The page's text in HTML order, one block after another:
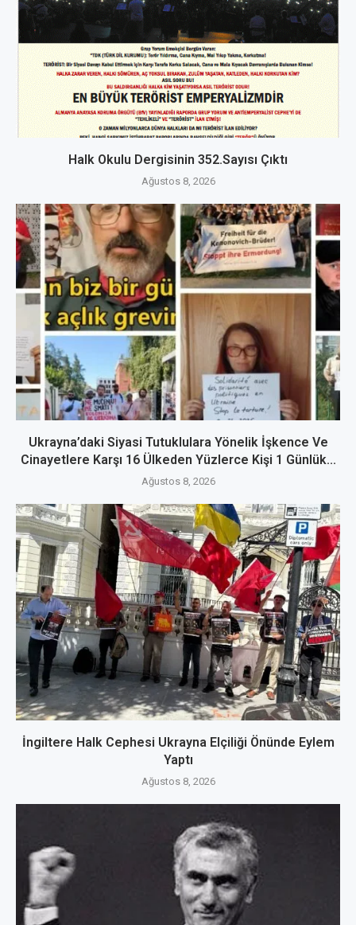
Halk Okulu Dergisinin 352.Sayısı Çıktı
Ağustos 8, 2026
Ukrayna’daki Siyasi Tutuklulara Yönelik İşkence Ve
Cinayetlere Karşı 16 Ülkeden Yüzlerce Kişi 1 Günlük...
Ağustos 8, 2026
İngiltere Halk Cephesi Ukrayna Elçiliği Önünde Eylem
Yaptı
Ağustos 8, 2026